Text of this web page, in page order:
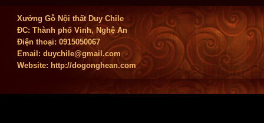
Xưởng Gỗ Nội thất Duy Chile
ĐC: Thành phố Vinh, Nghệ An
Điện thoại: 0915050067
Email: duychile@gmail.com
Website: http://dogonghean.com